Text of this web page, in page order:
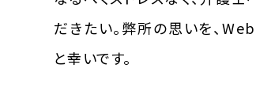
だきたい。弊所の思いを、
と幸いです。